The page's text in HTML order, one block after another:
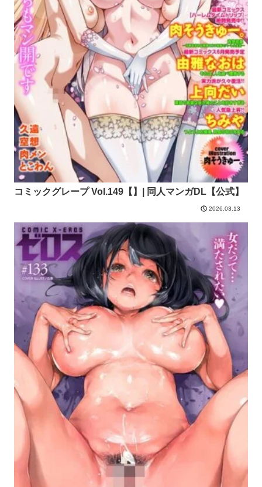
コミックグレープ Vol.149【】| 同人マンガDL【公式】
2026.03.13